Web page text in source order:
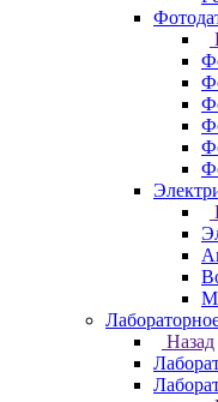
Назад